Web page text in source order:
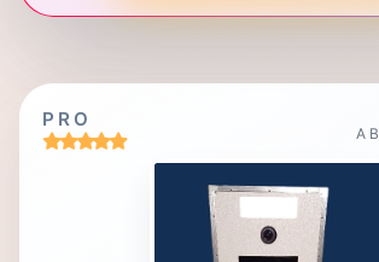
PRO
AB